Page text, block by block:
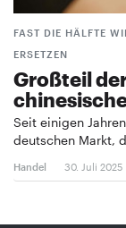
FAST DIE HÄLFTE
RSETZEN
Großteil
Seit einigen
deutschen Markt,
Handel 30. Juli 2025